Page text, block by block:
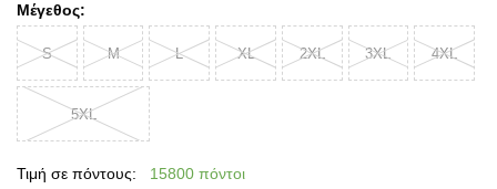
Μέγεθος:
S M L XL 2XL 3XL 4XL
5XL
Τιμή σε πόντους:
15800 πόντοι